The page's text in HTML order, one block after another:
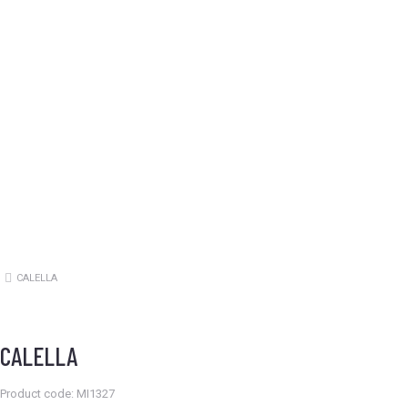
Estás aquí:
CALELLA
CALELLA
Product code: MI1327